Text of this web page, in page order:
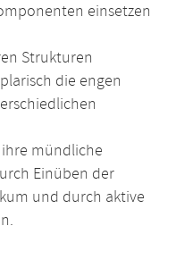
einsetzen
Strukturen
die engen
mündliche
Einüben der
und durch aktive